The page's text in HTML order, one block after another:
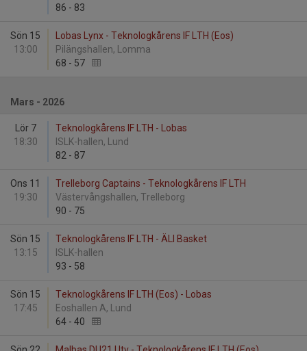
86 - 83
Sön 15
13:00
Lobas Lynx - Teknologkårens IF LTH (Eos)
Pilängshallen, Lomma
68 - 57
Mars - 2026
Lör 7
18:30
Teknologkårens IF LTH - Lobas
ISLK-hallen, Lund
82 - 87
Ons 11
19:30
Trelleborg Captains - Teknologkårens IF LTH
Västervångshallen, Trelleborg
90 - 75
Sön 15
13:15
Teknologkårens IF LTH - ÄLI Basket
ISLK-hallen
93 - 58
Sön 15
17:45
Teknologkårens IF LTH (Eos) - Lobas
Eoshallen A, Lund
64 - 40